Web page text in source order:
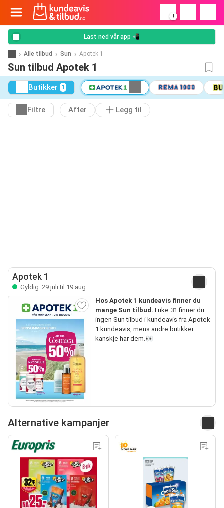
!
Last ned vår app 📲
Alle tilbud Sun Apotek 1
Sun tilbud Apotek 1
Butikker 1
Filtre After Legg til
Apotek 1
Gyldig: 29 juli til 19 aug.
Hos Apotek 1 kundeavis finner du
mange Sun tilbud. I uke 31 finner du
ingen Sun tilbud i kundeavis fra Apotek
1 kundeavis, mens andre butikker
kanskje har dem.👀
Alternative kampanjer